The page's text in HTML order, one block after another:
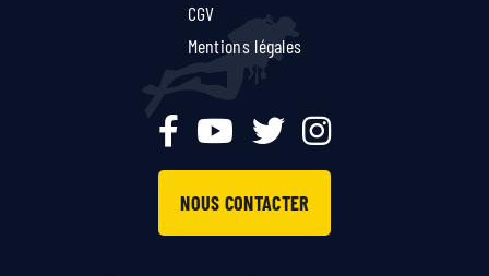
CGV
Mentions légales
NOUS CONTACTER